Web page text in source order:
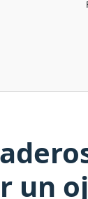
un